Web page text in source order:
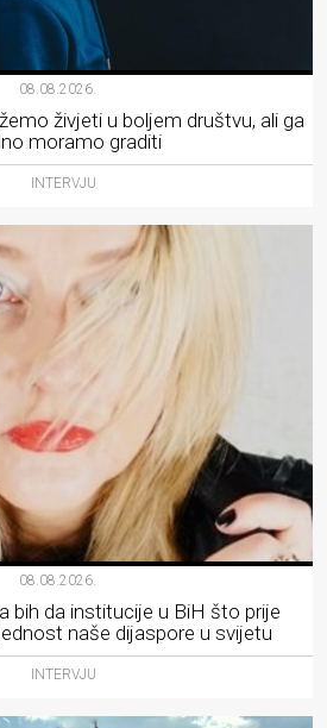
08.08.2026.
živjeti u boljem društvu, ali ga
moramo graditi
INTERVJU
08.08.2026.
bih da institucije u BiH što prije
naše dijaspore u svijetu
INTERVJU